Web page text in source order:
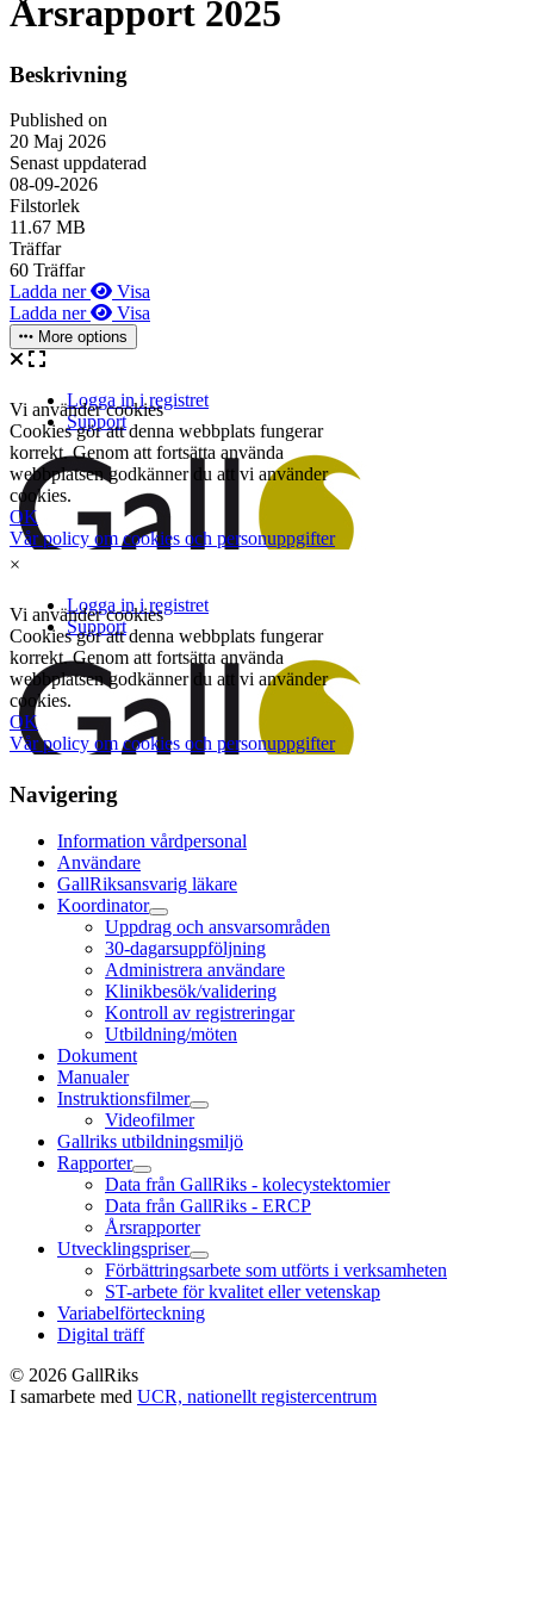
Årsrapport 2025
Beskrivning
Published on
20 Maj 2026
Senast uppdaterad
08-09-2026
Filstorlek
11.67 MB
Träffar
60 Träffar
Ladda ner
Visa
Ladda ner
Visa
More options
×
Navigering
Information vårdpersonal
Användare
GallRiksansvarig läkare
Koordinator
Uppdrag och ansvarsområden
30-dagarsuppföljning
Administrera användare
Klinikbesök/validering
Kontroll av registreringar
Utbildning/möten
Dokument
Manualer
Instruktionsfilmer
Videofilmer
Gallriks utbildningsmiljö
Rapporter
Data från GallRiks - kolecystektomier
Data från GallRiks - ERCP
Årsrapporter
Utvecklingspriser
Förbättringsarbete som utförts i verksamheten
ST-arbete för kvalitet eller vetenskap
Variabelförteckning
Digital träff
© 2026 GallRiks
I samarbete med UCR, nationellt registercentrum